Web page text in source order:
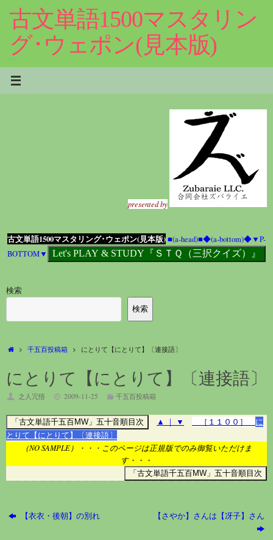
へ
キ
古文単語1500マスタリン
グ･ウェポン(見本版)
presented by
古文単語1500マスタリング･ウェポン(見本版)■(a-head)■◆(a-bottom)◆▼P-
BOTTOM▼
検索
検索
ホ
ム
千五百投稿箱 にとりて【にとりて】〔連接語〕
にとりて【にとりて】〔連接語〕
之人冗悟 2009-11-25 千五百投稿箱
▲ ｜ ▼ ［１１００］ に
とりて【にとりて】〔連接語〕
（NO SAMPLE）・・・このページは正規版でのみ御覧いただけま
す・・・
【衣衣・後朝】の別れ 【さやか】さんは【冴子】さん